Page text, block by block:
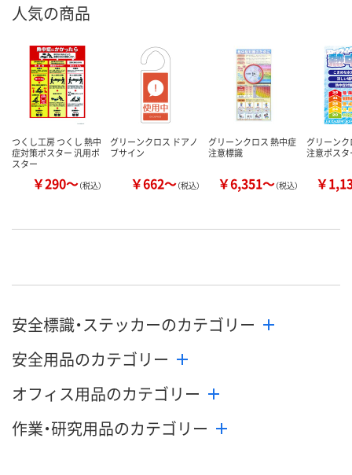
人気の商品
つくし工房 つくし 熱中
症対策ポスター 汎用ポ
スター
￥290～（税込）
グリーンクロス ドアノ
ブサイン
￥662～（税込）
グリーンクロス 熱中症
注意標識
￥6,351～（税込）
グリーン
注意ポスタ
￥
安全標識・ステッカーのカテゴリー
安全用品のカテゴリー
オフィス用品のカテゴリー
作業・研究用品のカテゴリー